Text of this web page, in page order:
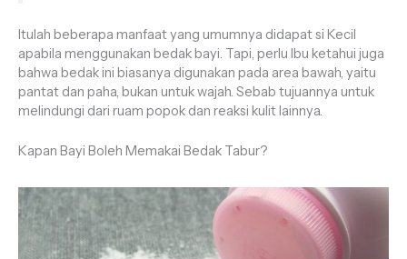
Itulah beberapa manfaat yang umumnya didapat si Kecil
apabila menggunakan bedak bayi. Tapi, perlu Ibu ketahui juga
bahwa bedak ini biasanya digunakan pada area bawah, yaitu
pantat dan paha, bukan untuk wajah. Sebab tujuannya untuk
melindungi dari ruam popok dan reaksi kulit lainnya.
Kapan Bayi Boleh Memakai Bedak Tabur?